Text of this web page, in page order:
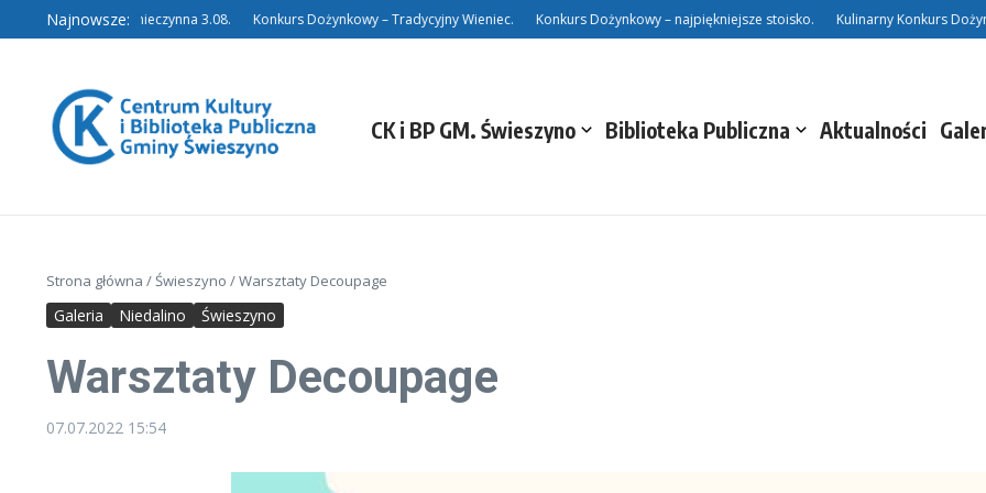
Przejdź do treści
Najnowsze:
Filia w Niedalinie nieczynna 3.08. Konkurs Dożynkowy – Tradycyjny Wieniec. Konkurs Dożynkowy – najpiękniejsze stoisko. Kulinarny Konkurs
CK i BP GM. Świeszyno Biblioteka Publiczna Aktualności
Strona główna /Świeszyno /Warsztaty Decoupage
Galeria Niedalino Świeszyno
Warsztaty Decoupage
07.07.2022 15:54